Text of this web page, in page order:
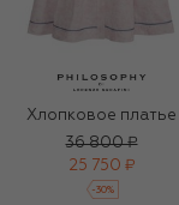
Хлопковое платье
36 800 ₽
25 750 ₽
-30%